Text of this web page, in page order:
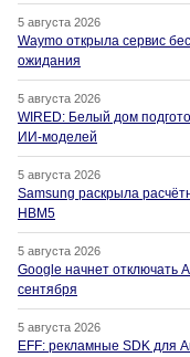
5 августа 2026
Waymo открыла сервис
ожидания
5 августа 2026
WIRED: Белый дом
ИИ-моделей
5 августа 2026
Samsung раскрыла
HBM5
5 августа 2026
Google начнет отключать
сентября
5 августа 2026
EFF: рекламные SDK для